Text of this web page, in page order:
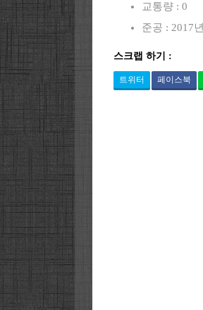
교통량 : 0
준공 : 2017년
스크랩 하기 :
트위터 페이스북